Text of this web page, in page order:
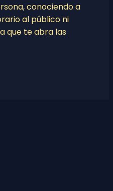
conociendo a
al público ni
que te abra las